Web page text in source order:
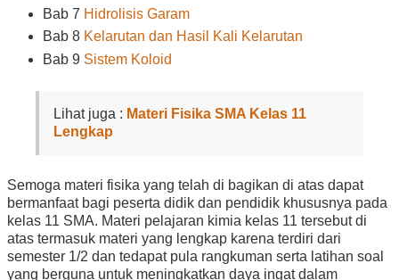
Bab 7 Hidrolisis Garam
Bab 8 Kelarutan dan Hasil Kali Kelarutan
Bab 9 Sistem Koloid
Lihat juga : Materi Fisika SMA Kelas 11
Lengkap
Semoga materi fisika yang telah di bagikan di atas dapat
bermanfaat bagi peserta didik dan pendidik khususnya pada
kelas 11 SMA. Materi pelajaran kimia kelas 11 tersebut di
atas termasuk materi yang lengkap karena terdiri dari
semester 1/2 dan tedapat pula rangkuman serta latihan soal
yang berguna untuk meningkatkan daya ingat dalam